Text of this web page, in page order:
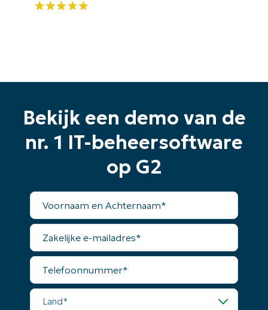
Bekijk een demo van de
nr. 1 IT-beheersoftware
op G2
Voornaam
Achternaam*
Zakelijke
mailadres*
Telefoonnummer*
Land*
Begin uw proefperiode van 14
dagen
Geen creditcard nodig, volledige toegang tot alle
and
last
name*
Business
email*